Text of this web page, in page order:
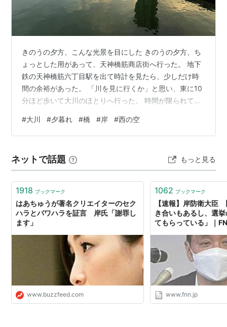
きのうの夕方、こんな光景を目にした きのうの夕方、ち
ょっとした用があって、天神橋筋商店街へ行った。 地下
鉄の天神橋筋六丁目駅を出て時計を見たら、少しだけ時
間の余裕があった。 「川を見に行くか」と思い、東に10
分ほど歩いて大川のほとりへ行った。 時間が限られてい
れの大川は味があった。 川の岸から西の空を見た。雲が
いい感じに染まっていた
#大川 #夕暮れ #橋 #岸 #西の空
ネットで話題 もっと見る
1918 ブックマーク
はあちゅうが著名クリエイターのセク
ハラとパワハラを証言 岸氏「謝罪し
ます」
www.buzzfeed.com
1062 ブックマーク
【速報】岸防衛大臣
き合いもあるし、選
てもらっている」｜
www.fnn.jp